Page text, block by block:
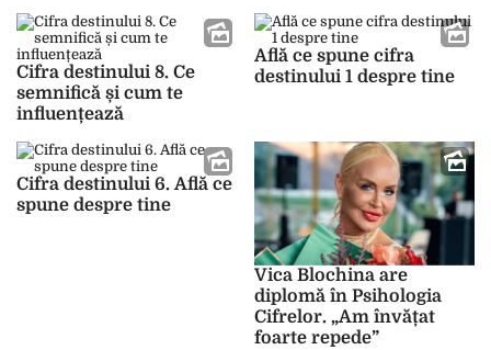
Cifra destinului 8. Ce
semnifică și cum te
influențează
Află ce spune cifra
destinului 1 despre tine
Cifra destinului 6. Află ce
spune despre tine
Vica Blochina are
diplomă în Psihologia
Cifrelor. „Am învățat
foarte repede”